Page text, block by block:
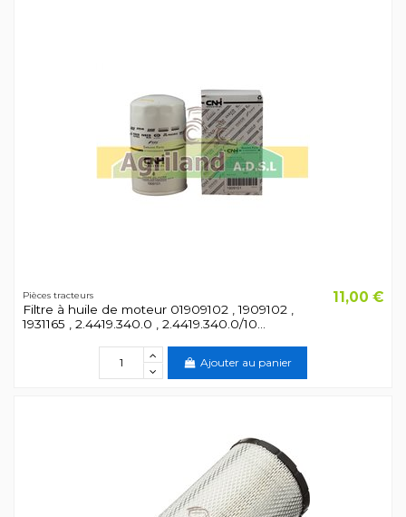
Pièces tracteurs
Filtre à huile de moteur 01909102 , 1909102 ,
1931165 , 2.4419.340.0 , 2.4419.340.0/10...
11,00 €
Ajouter au panier